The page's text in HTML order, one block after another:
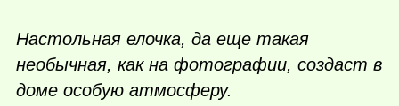
Настольная елочка, да еще такая
необычная, как на фотографии, создаст в
доме особую атмосферу.